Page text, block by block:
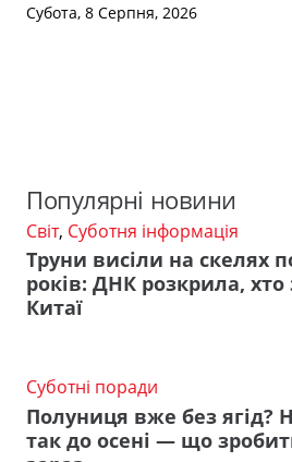
Субота, 8 Серпня, 2026
Популярні новини
Світ, Суботня інформація
Труни висіли на скелях
років: ДНК розкрила,
Китаї
Суботні поради
Полуниця вже без ягід?
так до осені — що